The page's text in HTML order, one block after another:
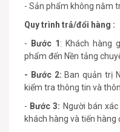
- Sản phẩm không nằm
Quy trình trả/đổi hàng :
-
Bước 1 : Khách hàng
phẩm đến Nền tảng
- Bước 2: Ban quản trị
kiểm tra thông tin và
- Bước 3: Người bán
khách hàng và tiến